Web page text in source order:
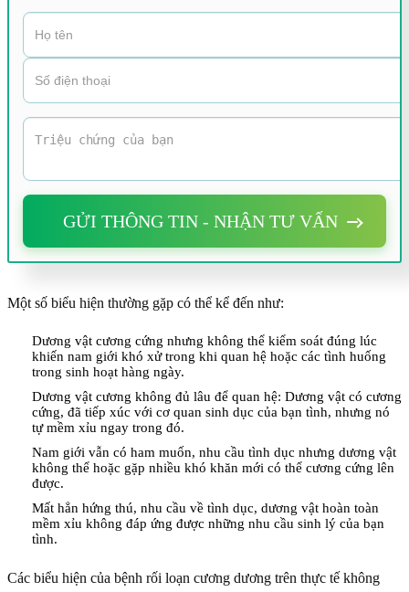
GỬI THÔNG TIN - NHẬN TƯ VẤN
Một số biểu hiện thường gặp có thể kể đến như:
Dương vật cương cứng nhưng không thể kiểm soát đúng lúc
khiến nam giới khó xử trong khi quan hệ hoặc các tình huống
trong sinh hoạt hàng ngày.
Dương vật cương không đủ lâu để quan hệ: Dương vật có cương
cứng, đã tiếp xúc với cơ quan sinh dục của bạn tình, nhưng nó
tự mềm xỉu ngay trong đó.
Nam giới vẫn có ham muốn, nhu cầu tình dục nhưng dương vật
không thể hoặc gặp nhiều khó khăn mới có thể cương cứng lên
được.
Mất hẳn hứng thú, nhu cầu về tình dục, dương vật hoàn toàn
mềm xỉu không đáp ứng được những nhu cầu sinh lý của bạn
tình.
Các biểu hiện của bệnh rối loạn cương dương trên thực tế không